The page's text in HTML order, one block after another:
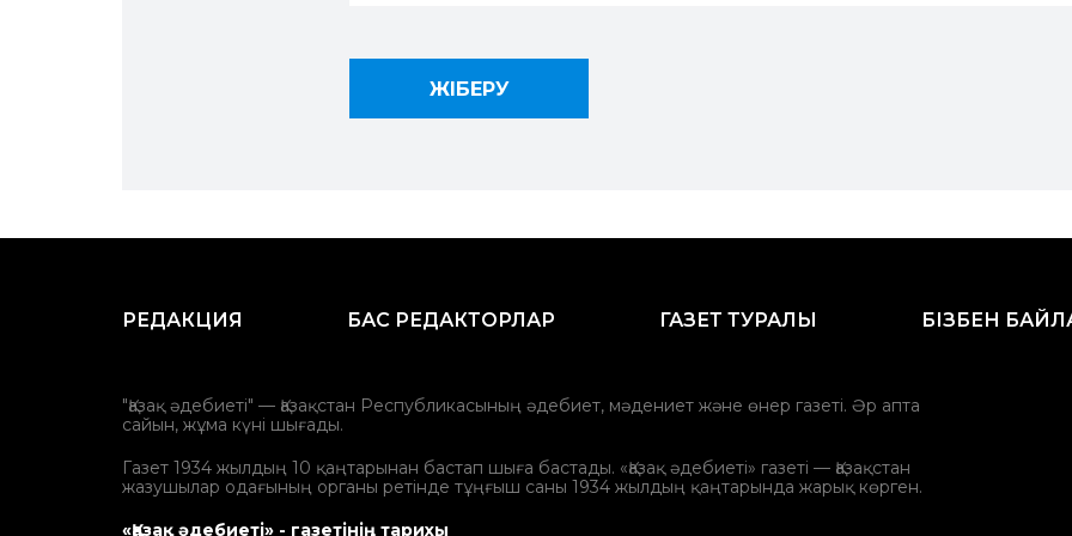
РЕДАКЦИЯ БАС РЕДАКТОРЛАР ГАЗЕТ ТУРАЛЫ БІЗБЕН
"Қазақ әдебиеті" — Қазақстан Республикасының әдебиет, мәдениет және өнер газеті. Әр апта
сайын, жұма күні шығады.
Газет 1934 жылдың 10 қаңтарынан бастап шыға бастады. «Қазақ әдебиеті» газеті — Қазақстан
жазушылар одағының органы ретінде тұңғыш саны 1934 жылдың қаңтарында жарық көрген.
«Қазақ әдебиеті» - газетінің тарихы